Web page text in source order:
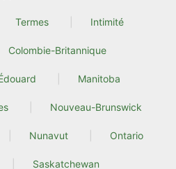
Termes Intimité
Colombie-Britannique
Manitoba
Nouveau-Brunswick
Nunavut Ontario
Saskatchewan